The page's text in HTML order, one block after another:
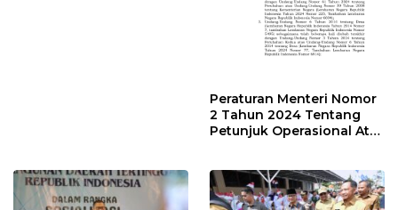
Peraturan Menteri Nomor
2 Tahun 2024 Tentang
Petunjuk Operasional Atas